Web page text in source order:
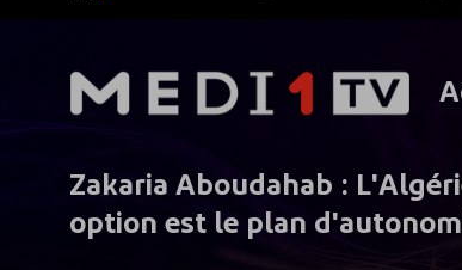
Zakaria Aboudahab :
option est le plan